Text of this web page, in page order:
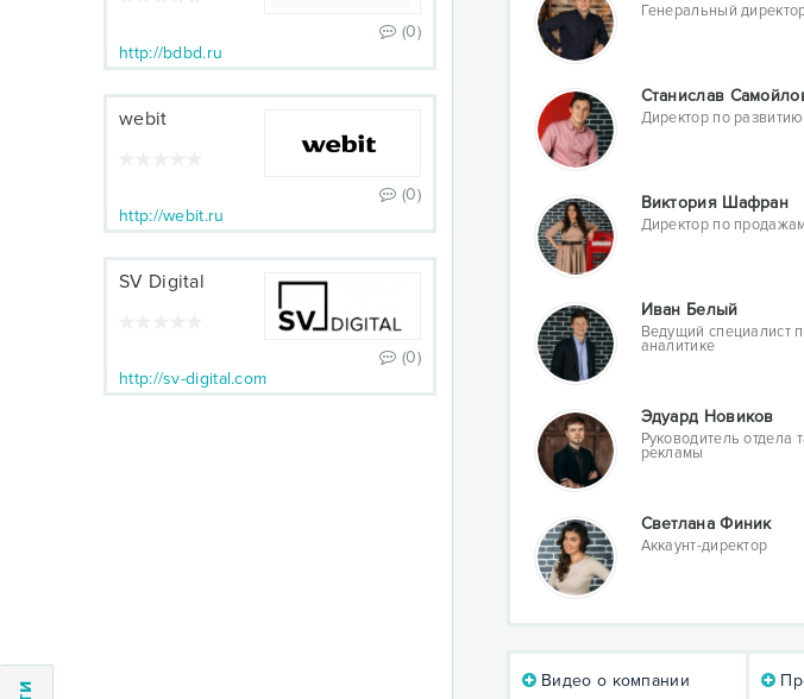
(0)
http://bdbd.ru
webit
(0)
http://webit.ru
SV Digital
(0)
http://sv-digital.com
Генеральный
Cтанислав
Директор по развитию
Виктория Шафран
Директор по продажам
Иван Белый
Ведущий специалист
аналитике
Эдуард Новиков
Руководитель отдела
рекламы
Светлана Финик
Аккаунт-директор
Видео о компании